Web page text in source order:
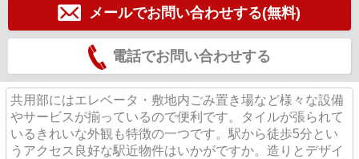
メールでお問い合わせする(無料)
電話でお問い合わせする
共用部にはエレベータ・敷地内ごみ置き場など様々な設備
やサービスが揃っているので便利です。タイルが張られて
いるきれいな外観も特徴の一つです。駅から徒歩5分とい
うアクセス良好な駅近物件はいかがですか。造りとデザイ